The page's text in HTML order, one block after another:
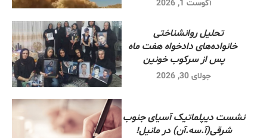
آگوست 1, 2026
تحلیل روانشناختی
خانواده‌های دادخواه هفت ماه
پس از سرکوب خونین
جولای 30, 2026
نشست دیپلماتیک آسیای جنوب
شرقی‌(آ.سه.آن) در مانیل!